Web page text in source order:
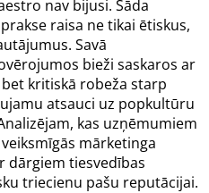
nav bijusi. Šāda
raisa ne tikai ētiskus,
Savā
bieži saskaros ar
kritiskā robeža starp
atsauci uz popkultūru
kas uzņēmumiem
mārketinga
dārgiem tiesvedības
triecienu pašu reputācijai.